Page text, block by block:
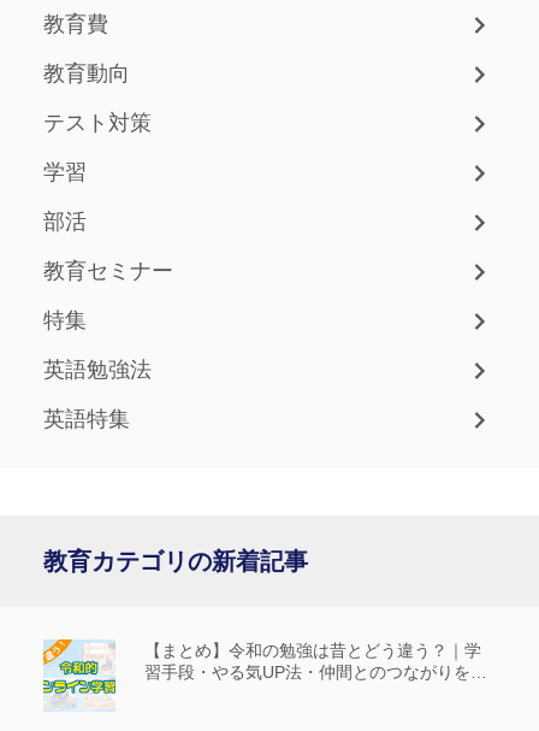
教育費
教育動向
テスト対策
学習
部活
教育セミナー
特集
英語勉強法
英語特集
教育カテゴリの新着記事
【まとめ】令和の勉強は昔とどう違う？｜学
習手段・やる気UP法・仲間とのつながりを解